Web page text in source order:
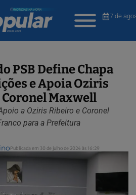
7 de
PSB Define Chapa
e Apoia Oziris
Maxwell
a Oziris Ribeiro e Coronel
para a Prefeitura
Publicada em 30 de julho de 2024 às 16:29